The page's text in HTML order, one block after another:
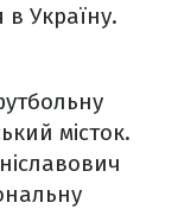
Україну.
місток.